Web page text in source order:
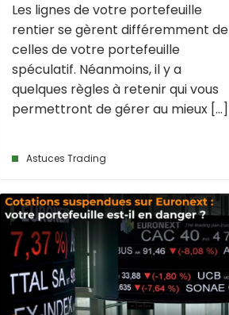
Les lignes de votre portefeuille
rentier se gèrent différemment de
celles de votre portefeuille
spéculatif. Néanmoins, il y a
quelques règles à retenir qui vous
permettront de gérer au mieux [...]
Astuces Trading